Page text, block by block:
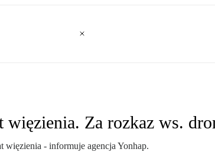
więzienia. Za rozkaz ws.
więzienia - informuje agencja Yonhap.